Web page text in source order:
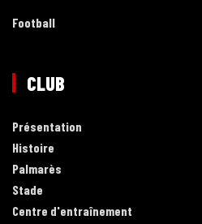
Football
CLUB
Présentation
Histoire
Palmarès
Stade
Centre d'entraînement